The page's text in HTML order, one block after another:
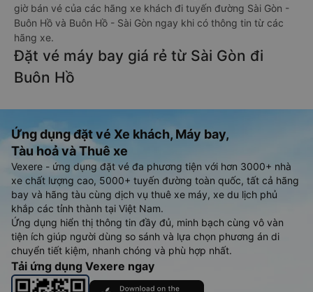
giờ bán vé của các hãng xe khách đi tuyến đường Sài Gòn -
Buôn Hồ và Buôn Hồ - Sài Gòn ngay khi có thông tin từ các
hãng xe.
Đặt vé máy bay giá rẻ từ Sài Gòn đi
Buôn Hồ
Ứng dụng đặt vé Xe khách, Máy bay,
Tàu hoả và Thuê xe
Vexere - ứng dụng đặt vé đa phương tiện với hơn 3000+ nhà
xe chất lượng cao, 5000+ tuyến đường toàn quốc, tất cả hãng
bay và hãng tàu cùng dịch vụ thuê xe máy, xe du lịch phủ
khắp các tỉnh thành tại Việt Nam.
Ứng dụng hiển thị thông tin đầy đủ, minh bạch cùng vô vàn
tiện ích giúp người dùng so sánh và lựa chọn phương án di
chuyển tiết kiệm, nhanh chóng và phù hợp nhất.
Tải ứng dụng Vexere ngay